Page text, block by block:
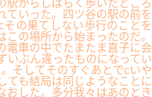
駅からしばらく歩いたところ
ていった。四ツ谷の駅の前を
の果てしない歩行のことを
の場所から始まったのだ。
電車の中でたまたま直子に会
いぶん違ったものになってい
そしてそのすぐあとでcいや
ても結局は同じようなことに
おした。多分我々はあのとき